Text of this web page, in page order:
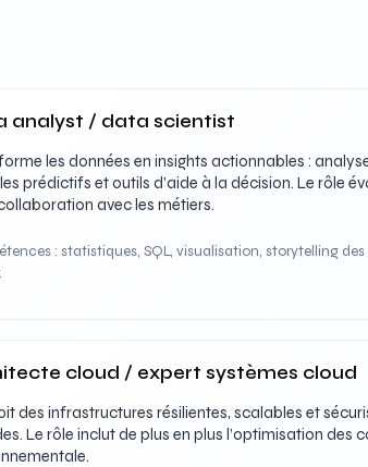
analyst / data scientist
les données en insights actionnables :
prédictifs et outils d’aide à la décision. Le rôle
avec les métiers.
: statistiques, SQL, visualisation, storytelling
cloud / expert systèmes cloud
des infrastructures résilientes, scalables et
Le rôle inclut de plus en plus l’optimisation des